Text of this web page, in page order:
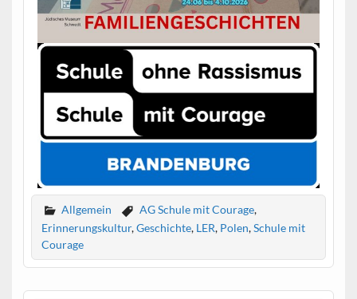
Allgemein AG Schule mit Courage,
Erinnerungskultur,Geschichte, LER, Polen,Schule mit
Courage